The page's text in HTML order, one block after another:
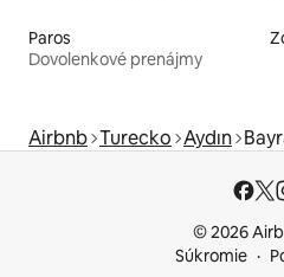
Paros
Dovolenkové prenájmy
Airbnb Turecko Aydın
© 2026
Súkromie